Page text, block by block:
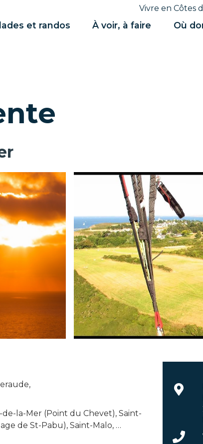
Vivre en Côtes
et randos À voir, à faire Où
la-Mer (Point du Chevet), Saint-
de St-Pabu), Saint-Malo, …